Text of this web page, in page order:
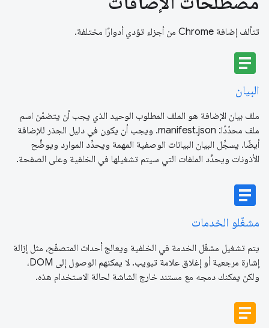
تتألف إضافة Chrome من أجزاء تؤدي أدوارًا مختلفة.
article
البيان
ملف بيان الإضافة هو الملف المطلوب الوحيد الذي يجب أن يتضمّن اسم
ملف محدّدًا: manifest.json. ويجب أن يكون في دليل الجذر للإضافة
أيضًا. يسجِّل البيان البيانات الوصفية المهمة ويحدِّد الموارد ويوضِّح
الأذونات ويحدِّد الملفات التي سيتم تشغيلها في الخلفية وعلى الصفحة.
article
مشغّلو الخدمات
يتم تشغيل مشغّل الخدمة في الخلفية ويعالج أحداث المتصفّح، مثل إزالة
إشارة مرجعية أو إغلاق علامة تبويب. لا يمكنهم الوصول إلى DOM،
ولكن يمكنك دمجه مع مستند خارج الشاشة لحالة الاستخدام هذه.
article